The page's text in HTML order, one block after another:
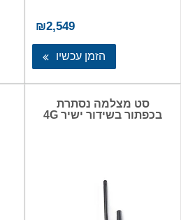
₪2,549
הזמן עכשיו
סט מצלמה נסתרת
בכפתור בשידור ישיר 4G